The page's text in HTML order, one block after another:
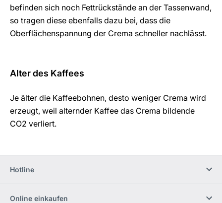
befinden sich noch Fettrückstände an der Tassenwand,
so tragen diese ebenfalls dazu bei, dass die
Oberflächenspannung der Crema schneller nachlässt.
Alter des Kaffees
Je älter die Kaffeebohnen, desto weniger Crema wird
erzeugt, weil alternder Kaffee das Crema bildende
CO2 verliert.
Hotline
Online einkaufen